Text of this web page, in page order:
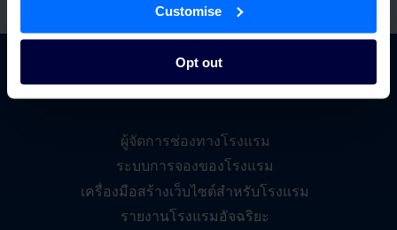
Customise
Opt out
ภาพรวมแพลตฟอร์ม
ผู้จัดการช่องทางโรงแรม
ระบบการจองของโรงแรม
เครื่องมือสร้างเว็บไซต์สำหรับโรงแรม
รายงานโรงแรมอัจฉริยะ